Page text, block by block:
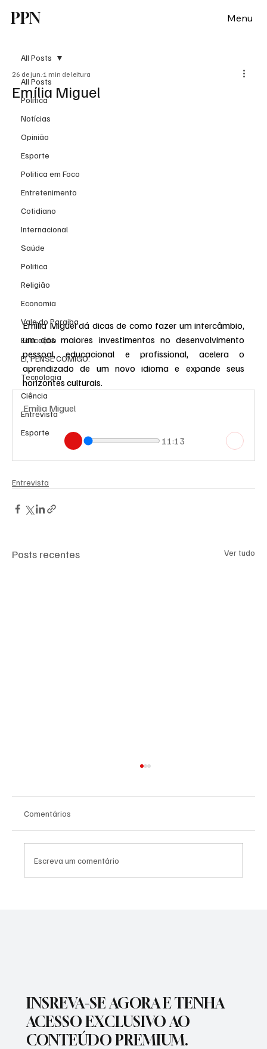
PPN Menu
All Posts
Política
Notícias
Opinião
Esporte
Politica em Foco
Entretenimento
Cotidiano
Internacional
Saúde
Politica
Religião
Economia
Vale do Paraiba
Educação
EI, PENSE COMIGO.
Tecnologia
Ciência
Entrevista
Esporte
All Posts
Emília Miguel
26 de jun. 1 min de leitura
Emília Miguel dá dicas de como fazer um intercâmbio,
um dos maiores investimentos no desenvolvimento
pessoal, educacional e profissional, acelera o
aprendizado de um novo idioma e expande seus
horizontes culturais.
Emília Miguel
11:13
Entrevista
Posts recentes Ver tudo
Enzo Nienkötter
Comentários
Escreva um comentário
INSREVA-SE AGORA E TENHA
ACESSO EXCLUSIVO AO
CONTEÚDO PREMIUM.